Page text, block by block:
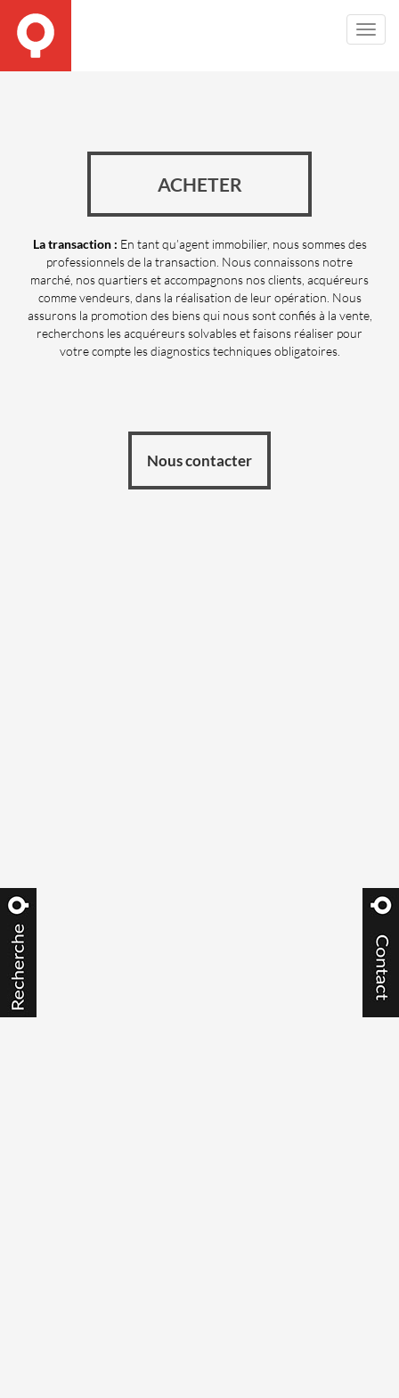
ACHETER
La transaction : En tant qu’agent immobilier, nous sommes des
professionnels de la transaction. Nous connaissons notre
marché, nos quartiers et accompagnons nos clients, acquéreurs
comme vendeurs, dans la réalisation de leur opération. Nous
assurons la promotion des biens qui nous sont confiés à la vente,
recherchons les acquéreurs solvables et faisons réaliser pour
votre compte les diagnostics techniques obligatoires.
Nous contacter